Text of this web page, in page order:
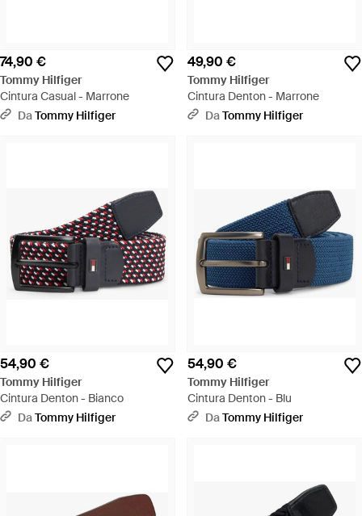
74,90 €
Tommy Hilfiger
Cintura Casual - Marrone
DaTommy Hilfiger
49,90 €
Tommy Hilfiger
Cintura Denton - Marrone
DaTommy Hilfiger
54,90 €
Tommy Hilfiger
Cintura Denton - Bianco
DaTommy Hilfiger
54,90 €
Tommy Hilfiger
Cintura Denton - Blu
DaTommy Hilfiger